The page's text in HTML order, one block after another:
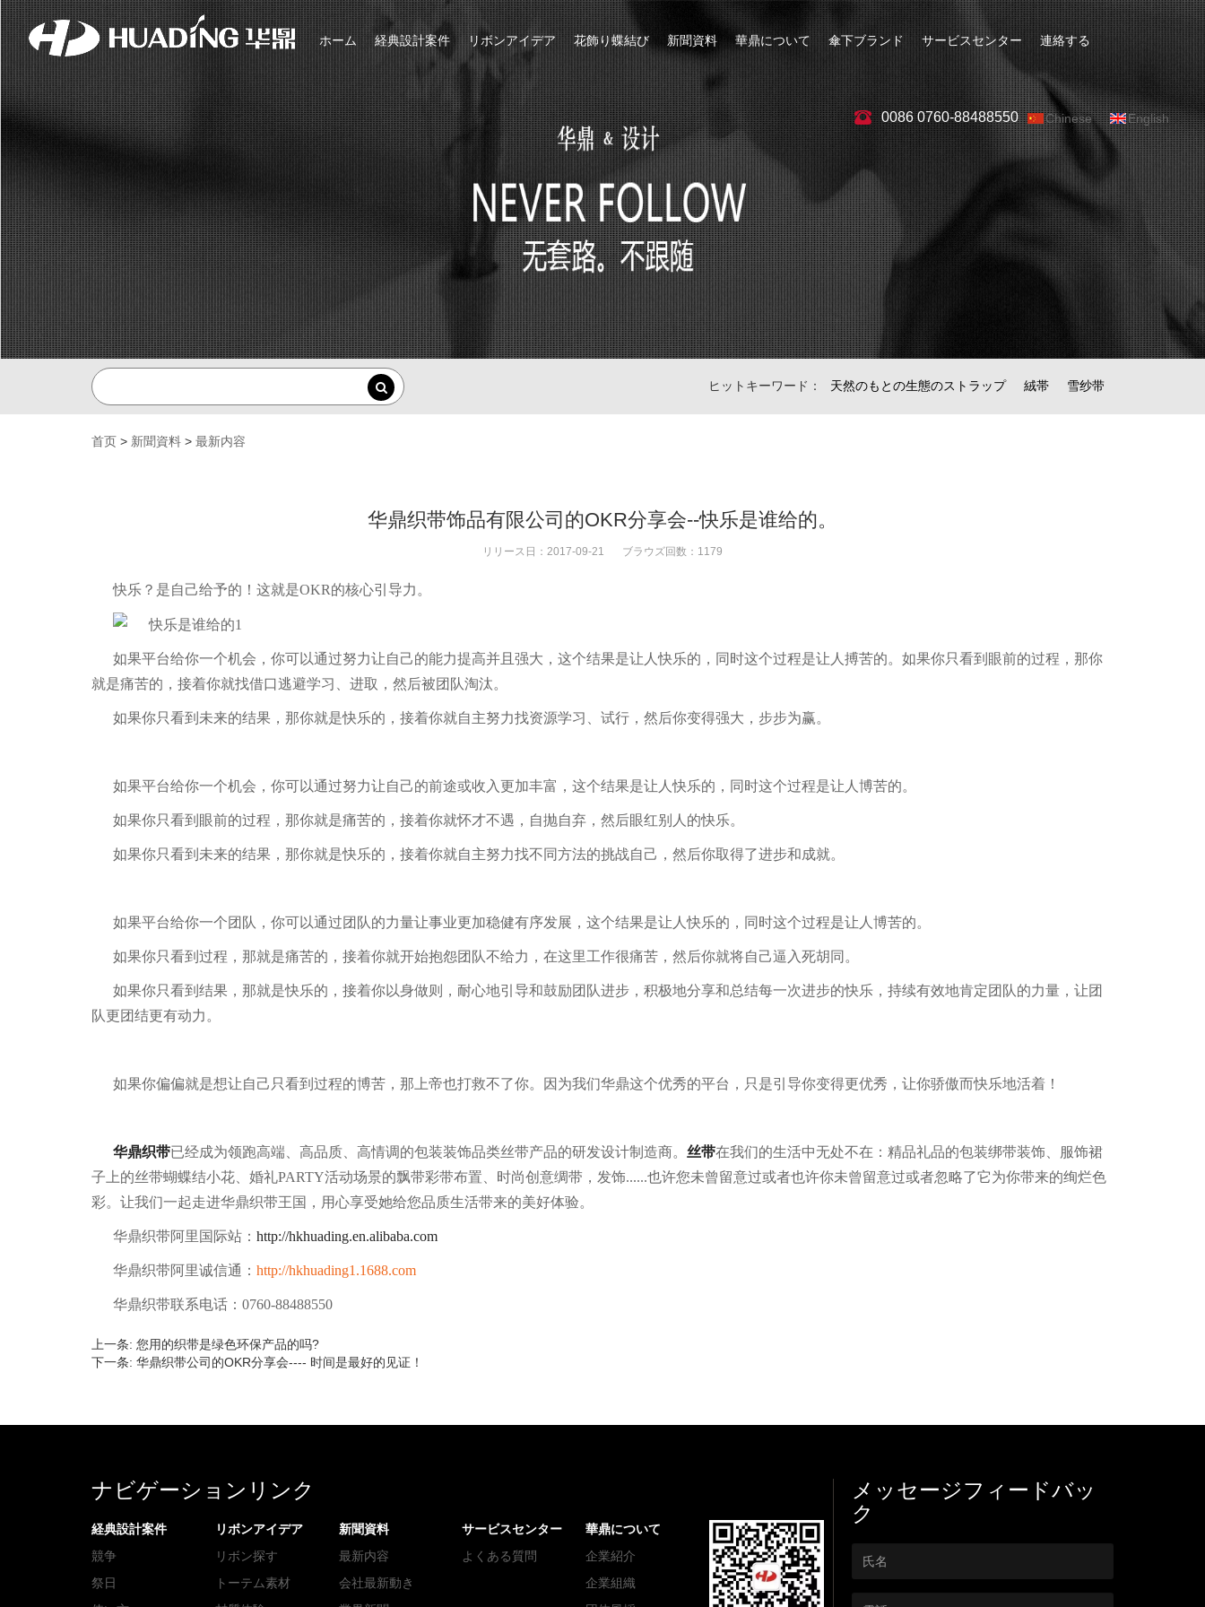
ホーム 経典設計案件 リボンアイデア 花飾り蝶結び 新聞資料 華鼎について 傘下ブランド サービスセンター 連絡する
0086 0760-88488550 Chinese English
ヒットキーワード： 天然のもとの生態のストラップ 絨帯 雪纱带
首页 > 新聞資料 > 最新内容
华鼎织带饰品有限公司的OKR分享会--快乐是谁给的。
リリース日：2017-09-21 ブラウズ回数：1179
快乐？是自己给予的！这就是OKR的核心引导力。
如果平台给你一个机会，你可以通过努力让自己的能力提高并且强大，这个结果是让人快乐的，同时这个过程是让人搏苦的。如果你只看到眼前的过程，那你
就是痛苦的，接着你就找借口逃避学习、进取，然后被团队淘汰。
如果你只看到未来的结果，那你就是快乐的，接着你就自主努力找资源学习、试行，然后你变得强大，步步为赢。
如果平台给你一个机会，你可以通过努力让自己的前途或收入更加丰富，这个结果是让人快乐的，同时这个过程是让人博苦的。
如果你只看到眼前的过程，那你就是痛苦的，接着你就怀才不遇，自抛自弃，然后眼红别人的快乐。
如果你只看到未来的结果，那你就是快乐的，接着你就自主努力找不同方法的挑战自己，然后你取得了进步和成就。
如果平台给你一个团队，你可以通过团队的力量让事业更加稳健有序发展，这个结果是让人快乐的，同时这个过程是让人博苦的。
如果你只看到过程，那就是痛苦的，接着你就开始抱怨团队不给力，在这里工作很痛苦，然后你就将自己逼入死胡同。
如果你只看到结果，那就是快乐的，接着你以身做则，耐心地引导和鼓励团队进步，积极地分享和总结每一次进步的快乐，持续有效地肯定团队的力量，让团
队更团结更有动力。
如果你偏偏就是想让自己只看到过程的博苦，那上帝也打救不了你。因为我们华鼎这个优秀的平台，只是引导你变得更优秀，让你骄傲而快乐地活着！
华鼎织带已经成为领跑高端、高品质、高情调的包装装饰品类丝带产品的研发设计制造商。 丝带在我们的生活中无处不在：精品礼品的包装绑带装饰、服饰裙
子上的丝带蝴蝶结小花、婚礼PARTY活动场景的飘带彩带布置、时尚创意绸带，发饰......也许您未曾留意过或者也许你未曾留意过或者忽略了它为你带来的绚烂色
彩。让我们一起走进华鼎织带王国，用心享受她给您品质生活带来的美好体验。
华鼎织带阿里国际站： http://hkhuading.en.alibaba.com
华鼎织带阿里诚信通： http://hkhuading1.1688.com
华鼎织带联系电话：0760-88488550
上一条: 您用的织带是绿色环保产品的吗?
下一条: 华鼎织带公司的OKR分享会---- 时间是最好的见证！
ナビゲーションリンク
経典設計案件
競争
祭日
リボンアイデア
リボン探す
トーテム素材
新聞資料
最新内容
会社最新動き
サービスセンター
よくある質問
華鼎について
企業紹介
企業組織
メッセージフィードバッ
ク